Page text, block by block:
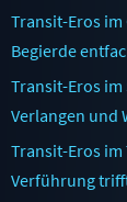
Transit-Eros
Begierde
Transit-Eros im
Verlangen und
Transit-Eros
Verführung